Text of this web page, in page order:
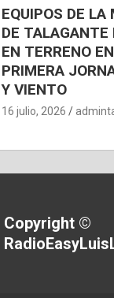
EQUIPOS DE LA
DE TALAGANTE
EN TERRENO
PRIMERA
Y VIENTO
16 julio, 2026
Copyright ©